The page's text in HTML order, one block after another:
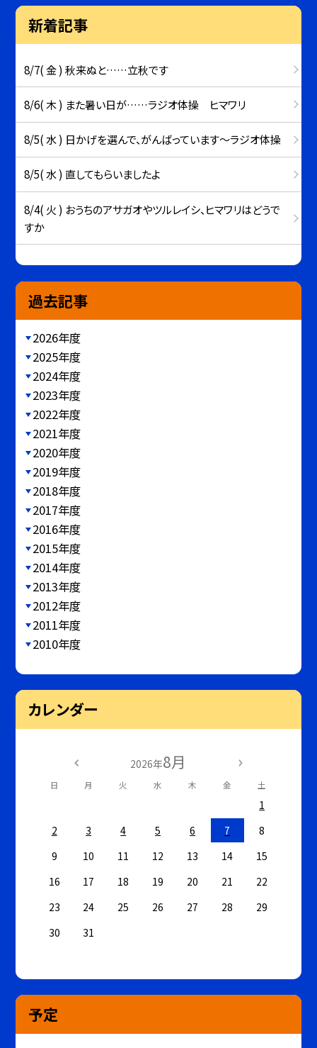
新着記事
8/7( 金 ) 秋来ぬと……立秋です
8/6( 木 ) また暑い日が……ラジオ体操 ヒマワリ
8/5( 水 ) 日かげを選んで、がんばっています～ラジオ体操
8/5( 水 ) 直してもらいましたよ
8/4( 火 ) おうちのアサガオやツルレイシ、ヒマワリはどうで
すか
過去記事
2026年度
2025年度
2024年度
2023年度
2022年度
2021年度
2020年度
2019年度
2018年度
2017年度
2016年度
2015年度
2014年度
2013年度
2012年度
2011年度
2010年度
カレンダー
2026年8月
日 月 火 水 木 金 土
1
2
3 4 5 6 7
8
9
10 11 12 13 14
15
16
17 18 19 20 21
22
23
24 25 26 27 28
29
30
31
予定